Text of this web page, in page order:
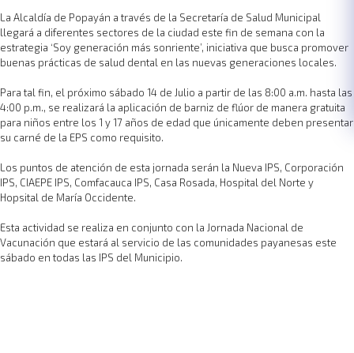
La Alcaldía de Popayán a través de la Secretaría de Salud Municipal
llegará a diferentes sectores de la ciudad este fin de semana con la
estrategia ‘Soy generación más sonriente’, iniciativa que busca promover
buenas prácticas de salud dental en las nuevas generaciones locales.
Para tal fin, el próximo sábado 14 de Julio a partir de las 8:00 a.m. hasta las
4:00 p.m., se realizará la aplicación de barniz de flúor de manera gratuita
para niños entre los 1 y 17 años de edad que únicamente deben presentar
su carné de la EPS como requisito.
Los puntos de atención de esta jornada serán la Nueva IPS, Corporación
IPS, CIAEPE IPS, Comfacauca IPS, Casa Rosada, Hospital del Norte y
Hopsital de María Occidente.
Esta actividad se realiza en conjunto con la Jornada Nacional de
Vacunación que estará al servicio de las comunidades payanesas este
sábado en todas las IPS del Municipio.